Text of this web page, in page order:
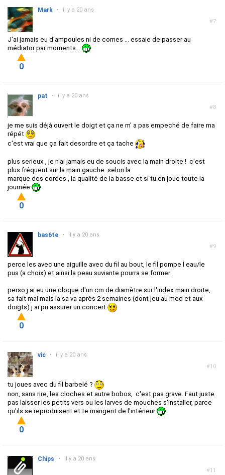
#7
Mark • il y a 20 ans
J'ai jamais eu d'ampoules ni de cornes ... essaie de passer au
médiator par moments...
0
#8
pat • il y a 20 ans
je me suis déjà ouvert le doigt et ça ne m' a pas empeché de faire ma
répét
c'est vrai que ça fait desordre et ça tache
plus serieux , je n'ai jamais eu de soucis avec la main droite ! c'est
plus fréquent sur la main gauche selon la
marque des cordes , la qualité de la basse et si tu en joue toute la
journée
0
#9
bas6te • il y a 20 ans
perce les avec une aiguille avec du fil au bout, le fil pompe l eau/le
pus (a choix) et ainsi la peau suviante pourra se former
perso j ai eu une cloque d'un cm de diamètre sur l'index main droite,
sa fait mal mais la sa va après 2 semaines (dont jeu au med et aux
doigts) j ai pu assurer un concert
0
#10
vic • il y a 20 ans
tu joues avec du fil barbelé ?
non, sans rire, les cloches et autre bobos, c'est pas grave. Faut juste
pas laisser les petits vers ou les larves de mouches s'installer, parce
qu'ils se reproduisent et te mangent de l'intérieur
0
#11
Chips • il y a 20 ans